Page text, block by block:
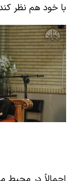
خود هم نظر کند.